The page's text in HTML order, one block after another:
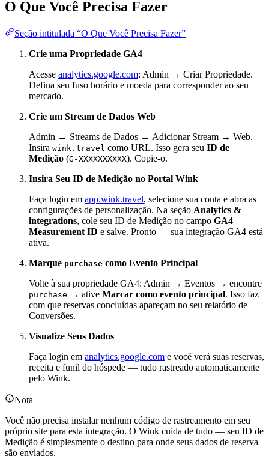
O Que Você Precisa Fazer
Seção intitulada “O Que Você Precisa Fazer”
Crie uma Propriedade GA4
Acesse analytics.google.com: Admin → Criar Propriedade.
Defina seu fuso horário e moeda para corresponder ao seu
mercado.
Crie um Stream de Dados Web
Admin → Streams de Dados → Adicionar Stream → Web.
Insira wink.travel como URL. Isso gera seu ID de
Medição (G-XXXXXXXXXX). Copie-o.
Insira Seu ID de Medição no Portal Wink
Faça login em app.wink.travel, selecione sua conta e abra as
configurações de personalização. Na seção Analytics &
integrations, cole seu ID de Medição no campo GA4
Measurement ID e salve. Pronto — sua integração GA4 está
ativa.
Marque purchase como Evento Principal
Volte à sua propriedade GA4: Admin → Eventos → encontre
purchase → ative Marcar como evento principal. Isso faz
com que reservas concluídas apareçam no seu relatório de
Conversões.
Visualize Seus Dados
Faça login em analytics.google.com e você verá suas reservas,
receita e funil do hóspede — tudo rastreado automaticamente
pelo Wink.
Nota
Você não precisa instalar nenhum código de rastreamento em seu
próprio site para esta integração. O Wink cuida de tudo — seu ID de
Medição é simplesmente o destino para onde seus dados de reserva
são enviados.